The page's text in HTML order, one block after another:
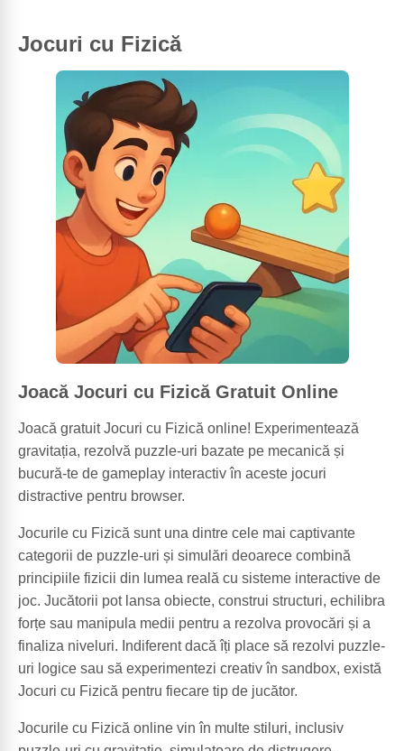
Jocuri cu Fizică
Joacă Jocuri cu Fizică Gratuit Online
Joacă gratuit Jocuri cu Fizică online! Experimentează
gravitația, rezolvă puzzle-uri bazate pe mecanică și
bucură-te de gameplay interactiv în aceste jocuri
distractive pentru browser.
Jocurile cu Fizică sunt una dintre cele mai captivante
categorii de puzzle-uri și simulări deoarece combină
principiile fizicii din lumea reală cu sisteme interactive de
joc. Jucătorii pot lansa obiecte, construi structuri, echilibra
forțe sau manipula medii pentru a rezolva provocări și a
finaliza niveluri. Indiferent dacă îți place să rezolvi puzzle-
uri logice sau să experimentezi creativ în sandbox, există
Jocuri cu Fizică pentru fiecare tip de jucător.
Jocurile cu Fizică online vin în multe stiluri, inclusiv